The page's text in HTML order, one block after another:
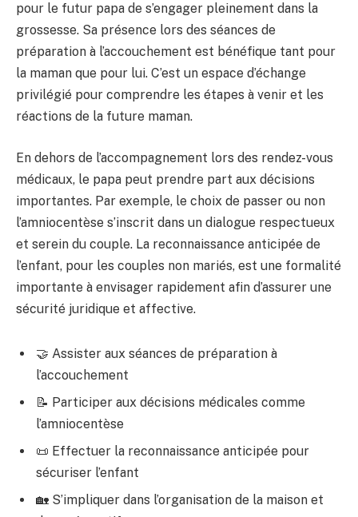
pour le futur papa de s’engager pleinement dans la
grossesse. Sa présence lors des séances de
préparation à l’accouchement est bénéfique tant pour
la maman que pour lui. C’est un espace d’échange
privilégié pour comprendre les étapes à venir et les
réactions de la future maman.
En dehors de l’accompagnement lors des rendez-vous
médicaux, le papa peut prendre part aux décisions
importantes. Par exemple, le choix de passer ou non
l’amniocentèse s’inscrit dans un dialogue respectueux
et serein du couple. La reconnaissance anticipée de
l’enfant, pour les couples non mariés, est une formalité
importante à envisager rapidement afin d’assurer une
sécurité juridique et affective.
🤝 Assister aux séances de préparation à
l’accouchement
📝 Participer aux décisions médicales comme
l’amniocentèse
📜 Effectuer la reconnaissance anticipée pour
sécuriser l’enfant
🏡 S’impliquer dans l’organisation de la maison et